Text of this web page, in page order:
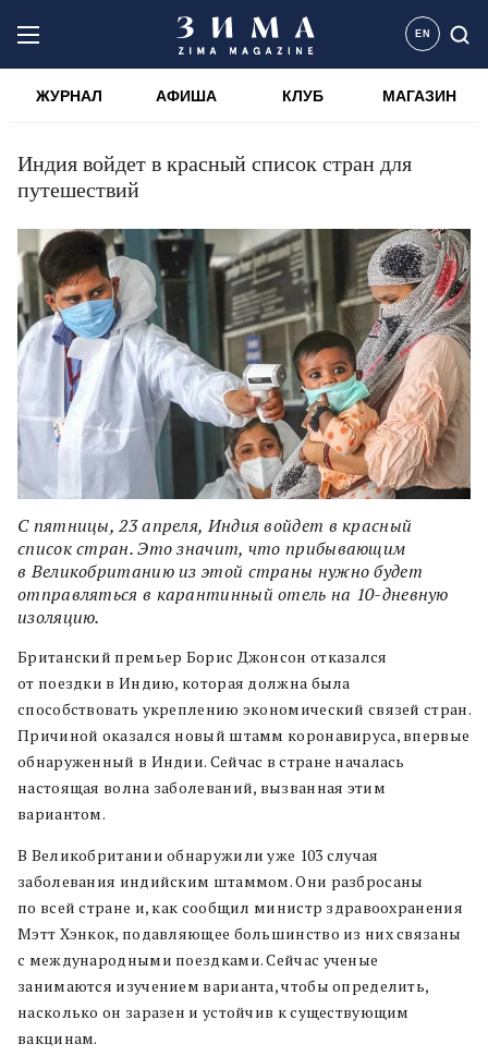
EN
ЖУРНАЛ АФИША КЛУБ МАГАЗИН
Индия войдет в красный список стран для
путешествий
С пятницы, 23 апреля, Индия войдет в красный
список стран. Это значит, что прибывающим
в Великобританию из этой страны нужно будет
отправляться в карантинный отель на 10-дневную
изоляцию.
Британский премьер Борис Джонсон отказался
от поездки в Индию, которая должна была
способствовать укреплению экономический связей стран.
Причиной оказался новый штамм коронавируса, впервые
обнаруженный в Индии. Сейчас в стране началась
настоящая волна заболеваний, вызванная этим
вариантом.
В Великобритании обнаружили уже 103 случая
заболевания индийским штаммом. Они разбросаны
по всей стране и, как сообщил министр здравоохранения
Мэтт Хэнкок, подавляющее большинство из них связаны
с международными поездками. Сейчас ученые
занимаются изучением варианта, чтобы определить,
насколько он заразен и устойчив к существующим
вакцинам.